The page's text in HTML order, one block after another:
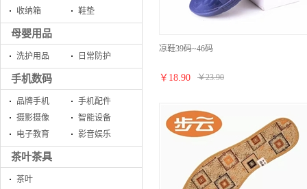
收纳箱
鞋垫
母婴用品
洗护用品 日常防护
手机数码
品牌手机
手机配件
摄影摄像
智能设备
电子教育
影音娱乐
茶叶茶具
茶叶
凉鞋39码~46码
￥ 18.90 ￥23.90